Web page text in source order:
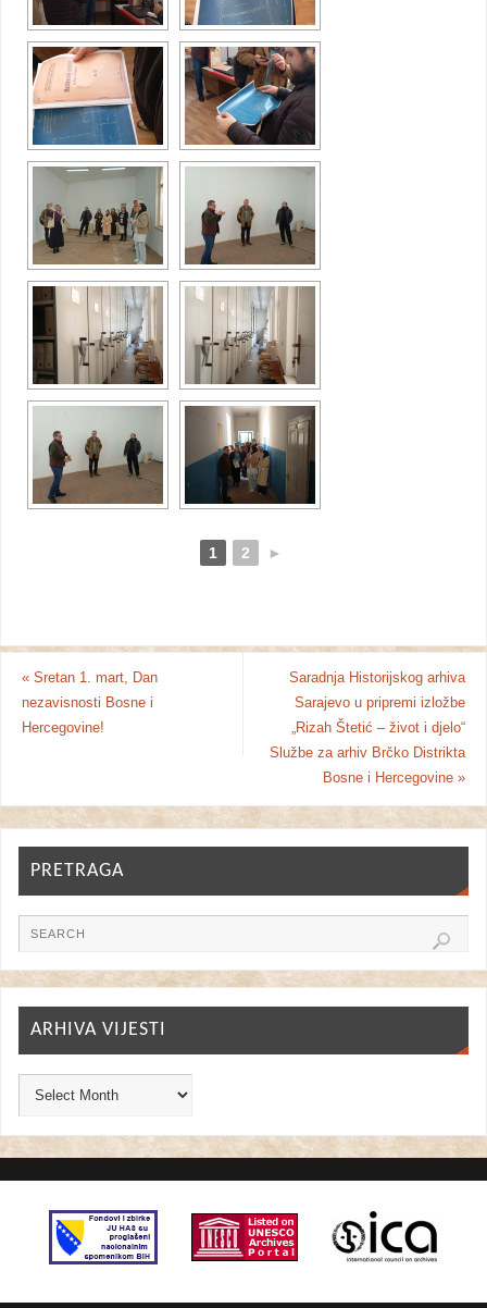
1 2 ►
«Sretan 1. mart, Dan
nezavisnosti Bosne i
Hercegovine!
Saradnja Historijskog arhiva
Sarajevo u pripremi izložbe
„Rizah Štetić – život i djelo“
Službe za arhiv Brčko Distrikta
Bosne i Hercegovine»
PRETRAGA
ARHIVA VIJESTI